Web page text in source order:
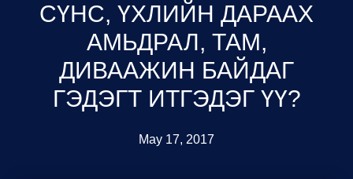
СҮНС, ҮХЛИЙН ДАРААХ
АМЬДРАЛ, ТАМ,
ДИВААЖИН БАЙДАГ
ГЭДЭГТ ИТГЭДЭГ ҮҮ?
May 17, 2017